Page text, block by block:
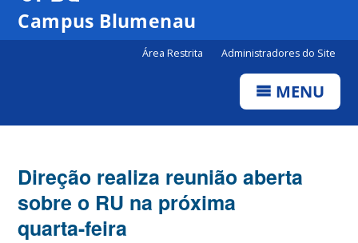
Campus Blumenau
Área Restrita Administradores do Site
MENU
Direção realiza reunião aberta
sobre o RU na próxima
quarta-feira